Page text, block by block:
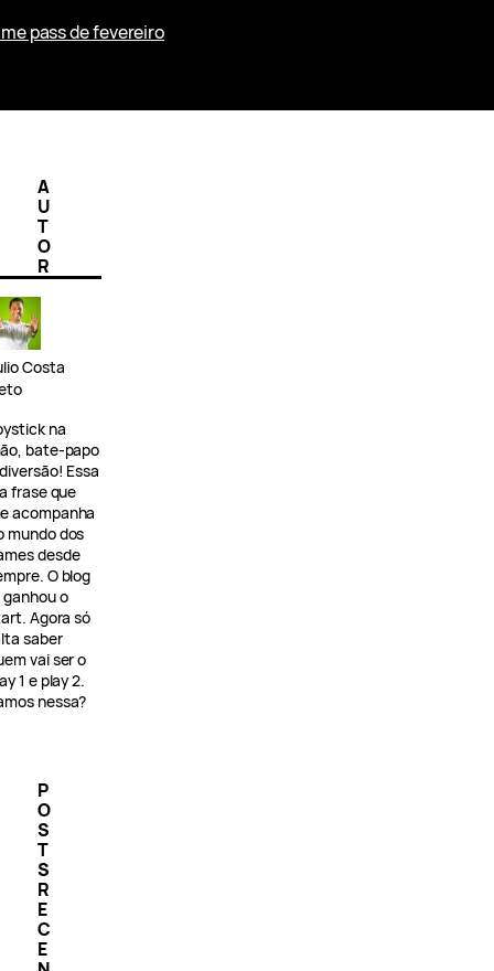
pass de fevereiro
A
U
T
O
R
Costa
na
bate-papo
Essa
frase que
acompanha
mundo dos
desde
O blog
ganhou o
Agora só
saber
vai ser o
1 e play 2.
nessa?
P
O
S
T
S
R
E
C
E